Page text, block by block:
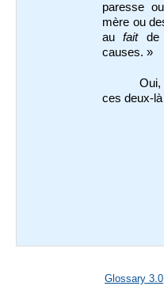
paresse
mère ou
aufaitde
causes. »
ces deux-
Glossary 3.0